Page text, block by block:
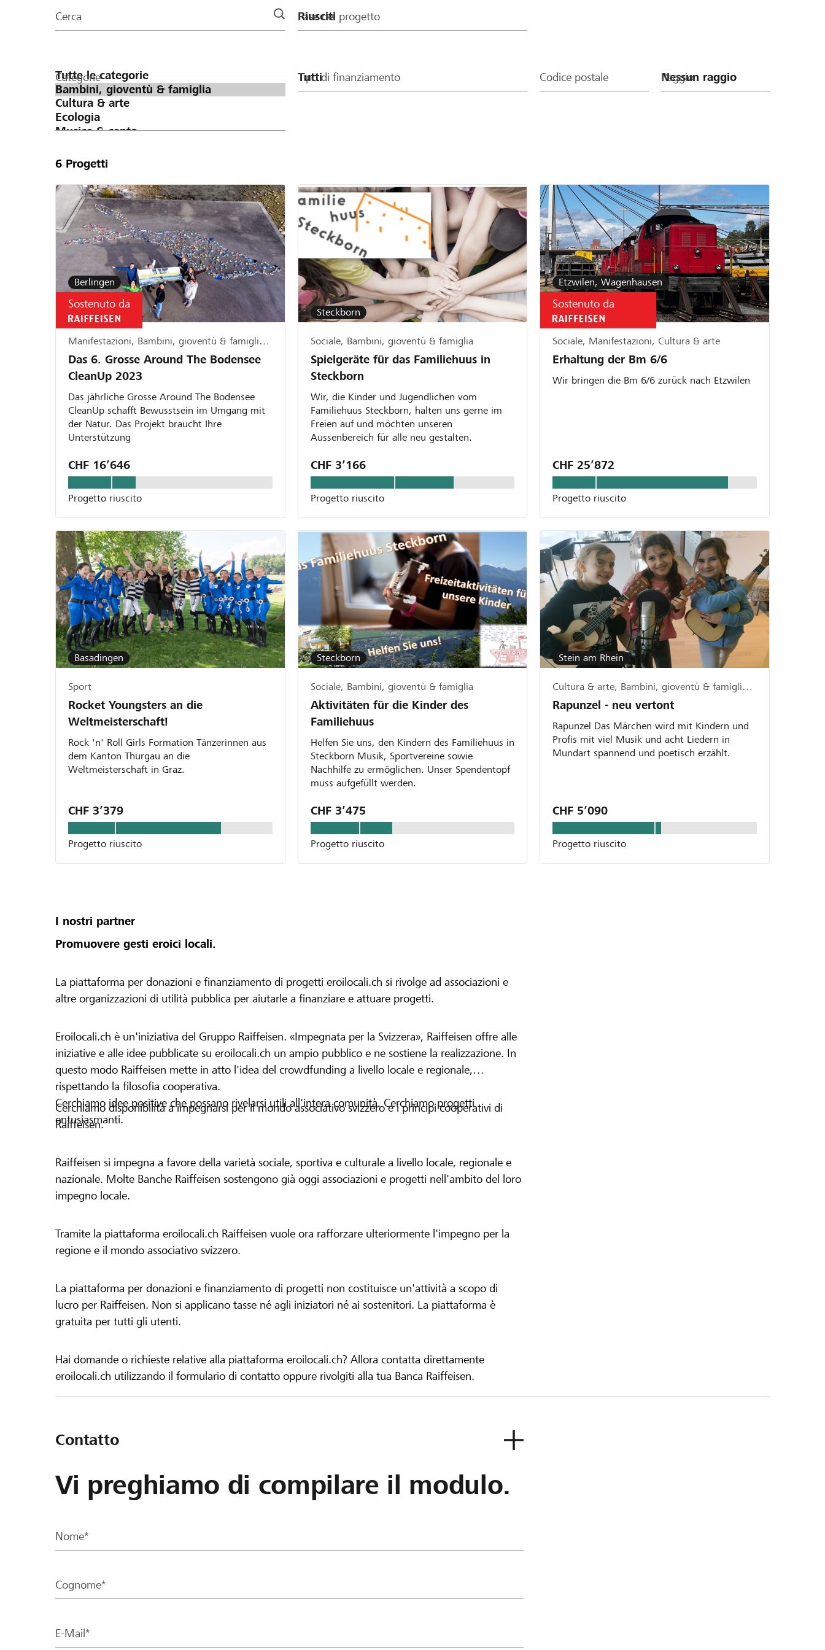
della
Cerca Fase del progetto
Categorie Tipo di finanziamento Codice postale Raggio
6 Progetti
Berlingen
Sostenuto da
Manifestazioni, Bambini, gioventù & famiglia, Ecologia
Das 6. Grosse Around The Bodensee
CleanUp 2023
Das jährliche Grosse Around The Bodensee
CleanUp schafft Bewusstsein im Umgang mit
der Natur. Das Projekt braucht Ihre
Unterstützung
CHF 16’646
Progetto riuscito
Steckborn
Sociale, Bambini, gioventù & famiglia
Spielgeräte für das Familiehuus in
Steckborn
Wir, die Kinder und Jugendlichen vom
Familiehuus Steckborn, halten uns gerne im
Freien auf und möchten unseren
Aussenbereich für alle neu gestalten.
CHF 3’166
Progetto riuscito
Etzwilen, Wagenhausen
Sostenuto da
Sociale, Manifestazioni, Cultura & arte
Erhaltung der Bm 6/6
Wir bringen die Bm 6/6 zurück nach Etzwilen
CHF 25’872
Progetto riuscito
Basadingen
Sport
Rocket Youngsters an die
Weltmeisterschaft!
Rock 'n' Roll Girls Formation Tänzerinnen aus
dem Kanton Thurgau an die
Weltmeisterschaft in Graz.
CHF 3’379
Progetto riuscito
Steckborn
Sociale, Bambini, gioventù & famiglia
Aktivitäten für die Kinder des
Familiehuus
Helfen Sie uns, den Kindern des Familiehuus in
Steckborn Musik, Sportvereine sowie
Nachhilfe zu ermöglichen. Unser Spendentopf
muss aufgefüllt werden.
CHF 3’475
Progetto riuscito
Stein am Rhein
Cultura & arte, Bambini, gioventù & famiglia, Musica & canto
Rapunzel - neu vertont
Rapunzel Das Märchen wird mit Kindern und
Profis mit viel Musik und acht Liedern in
Mundart spannend und poetisch erzählt.
CHF 5’090
Progetto riuscito
I nostri partner
Promuovere gesti eroici locali.
La piattaforma per donazioni e finanziamento di progetti eroilocali.ch si rivolge ad associazioni e
altre organizzazioni di utilità pubblica per aiutarle a finanziare e attuare progetti.
Eroilocali.ch è un'iniziativa del Gruppo Raiffeisen. «Impegnata per la Svizzera», Raiffeisen offre alle
iniziative e alle idee pubblicate su eroilocali.ch un ampio pubblico e ne sostiene la realizzazione. In
questo modo Raiffeisen mette in atto l'idea del crowdfunding a livello locale e regionale,
rispettando la filosofia cooperativa.
Cerchiamo idee positive che possano rivelarsi utili all'intera comunità. Cerchiamo progetti
entusiasmanti.
Cerchiamo disponibilità a impegnarsi per il mondo associativo svizzero e i principi cooperativi di
Raiffeisen.
Raiffeisen si impegna a favore della varietà sociale, sportiva e culturale a livello locale, regionale e
nazionale. Molte Banche Raiffeisen sostengono già oggi associazioni e progetti nell'ambito del loro
impegno locale.
Tramite la piattaforma eroilocali.ch Raiffeisen vuole ora rafforzare ulteriormente l'impegno per la
regione e il mondo associativo svizzero.
La piattaforma per donazioni e finanziamento di progetti non costituisce un'attività a scopo di
lucro per Raiffeisen. Non si applicano tasse né agli iniziatori né ai sostenitori. La piattaforma è
gratuita per tutti gli utenti.
Hai domande o richieste relative alla piattaforma eroilocali.ch? Allora contatta direttamente
eroilocali.ch utilizzando il formulario di contatto oppure rivolgiti alla tua Banca Raiffeisen.
Contatto
Vi preghiamo di compilare il modulo.
Nome*
Cognome*
E-Mail*